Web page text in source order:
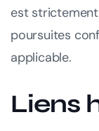
est
poursuites
applicable.
Liens